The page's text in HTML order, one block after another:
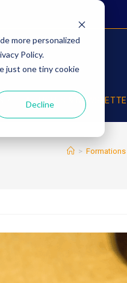
more personalized
Policy.
just one tiny cookie
Decline
? ARTICLES &
> Formations